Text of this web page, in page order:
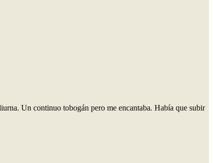
Un continuo tobogán pero me encantaba. Había que subir